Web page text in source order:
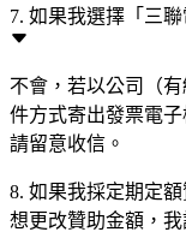
7. 如果我選擇「三
不會，若以公司（
件方式寄出發票電
請留意收信。
8. 如果我採定期定
想更改贊助金額，我